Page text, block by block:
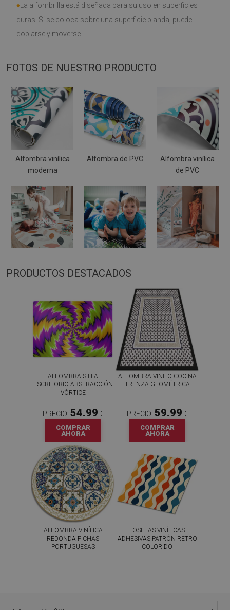
♦La alfombrilla está diseñada para su uso en superficies
duras. Si se coloca sobre una superficie blanda, puede
doblarse y moverse.
FOTOS DE NUESTRO PRODUCTO
Alfombra vinílica
moderna
Alfombra de PVC
Alfombra vinílica
de PVC
PRODUCTOS DESTACADOS
ALFOMBRA SILLA
ESCRITORIO ABSTRACCIÓN
VÓRTICE
PRECIO: 54.99 €
COMPRAR
AHORA
ALFOMBRA VINILO COCINA
TRENZA GEOMÉTRICA
PRECIO: 59.99 €
COMPRAR
AHORA
ALFOMBRA VINÍLICA
REDONDA FICHAS
PORTUGUESAS
LOSETAS VINÍLICAS
ADHESIVAS PATRÓN RETRO
COLORIDO